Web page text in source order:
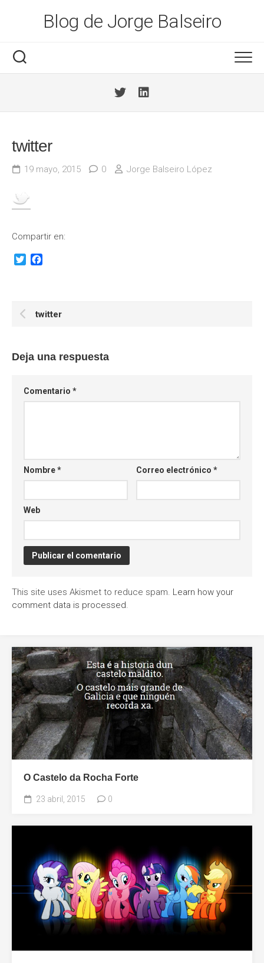
Blog de Jorge Balseiro
twitter
19 mayo, 2015 0 Jorge Balseiro López
Compartir en:
Twitter
twitter
Deja una respuesta
Comentario *
Nombre* Correo electrónico*
Web
This site uses Akismet to reduce spam. Learn how your
comment data is processed
O Castelo da Rocha Forte
23 abril, 2015 0